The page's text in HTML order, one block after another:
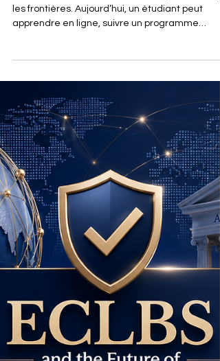
L’importance de
l’éducation internationale
les frontières. Aujourd’hui, un étudiant peut
apprendre en ligne, suivre un programme
hybride ou construire un parcours académique
lié à plusieurs pays. Dans ce contexte,
l’#assurance_qualité est devenue une base
essentielle pour garantir la confiance, protéger
les apprenants et assurer que les standards
académiques restent clairs, équitables et
compréhensibles au niveau international. Pour
VBNN Smart Education Group – Groupe